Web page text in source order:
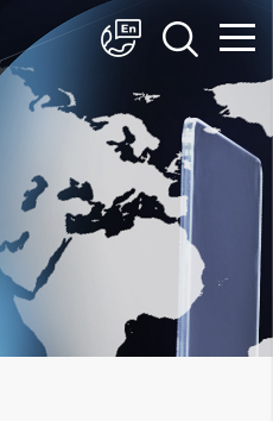
简体中文
English